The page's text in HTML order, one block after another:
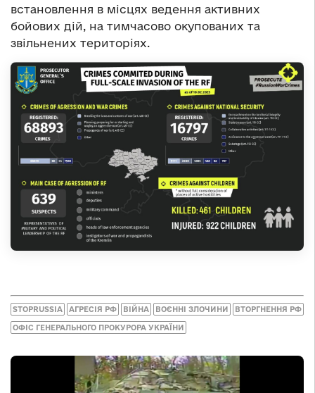
встановлення в місцях ведення активних
бойових дій, на тимчасово окупованих та
звільнених територіях.
STOPRUSSIA АГРЕСІЯ РФ ВІЙНА ВОЄННІ ЗЛОЧИНИ ВТОРГНЕННЯ РФ
ОФІС ГЕНЕРАЛЬНОГО ПРОКУРОРА УКРАЇНИ